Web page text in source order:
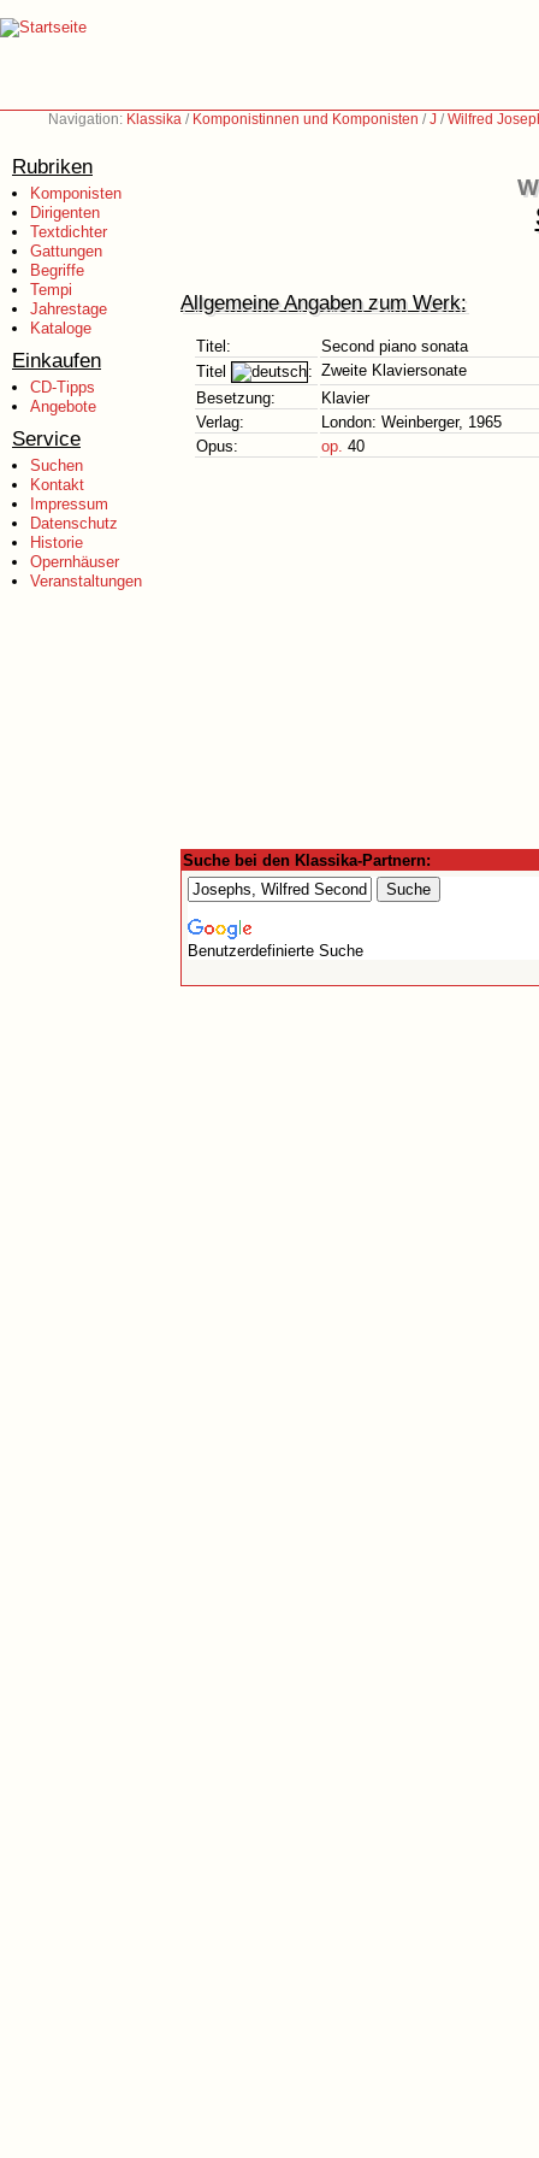
Navigation: Klassika / Komponistinnen und Komponisten /J /Wilfred
Rubriken
Komponisten
Dirigenten
Textdichter
Gattungen
Begriffe
Tempi
Jahrestage
Kataloge
Einkaufen
CD-Tipps
Angebote
Service
Suchen
Kontakt
Impressum
Datenschutz
Historie
Opernhäuser
Veranstaltungen
Allgemeine Angaben zum Werk:
Titel:
Second piano sonata
Titel
: Zweite Klaviersonate
Besetzung:
Klavier
Verlag:
London: Weinberger, 1965
Opus:
op. 40
Suche bei den Klassika-Partnern:
Benutzerdefinierte Suche